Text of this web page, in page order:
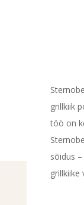
grillkiik
töö on
sõidus
grillkiike